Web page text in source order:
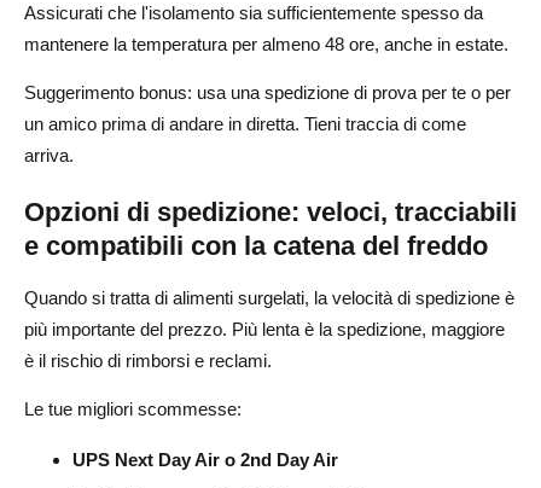
Assicurati che l'isolamento sia sufficientemente spesso da
mantenere la temperatura per almeno 48 ore, anche in estate.
Suggerimento bonus: usa una spedizione di prova per te o per
un amico prima di andare in diretta. Tieni traccia di come
arriva.
Opzioni di spedizione: veloci, tracciabili
e compatibili con la catena del freddo
Quando si tratta di alimenti surgelati, la velocità di spedizione è
più importante del prezzo. Più lenta è la spedizione, maggiore
è il rischio di rimborsi e reclami.
Le tue migliori scommesse:
UPS Next Day Air o 2nd Day Air